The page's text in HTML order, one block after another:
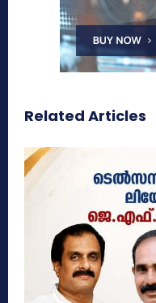
Related Articles